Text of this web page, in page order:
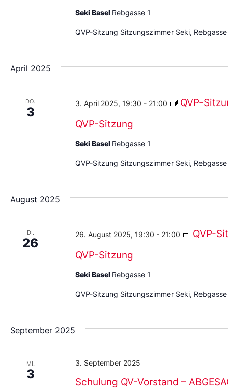
Seki Basel Rebgasse 1
QVP-Sitzung Sitzungszimmer Seki, Rebgasse
April 2025
DO.
3
QVP-Sitzung
3. April 2025, 19:30 - 21:00 QVP-
Seki Basel Rebgasse 1
QVP-Sitzung Sitzungszimmer Seki, Rebgasse
August 2025
DI.
26
QVP-Sitzung
26. August 2025, 19:30 - 21:00 QVP-
Seki Basel Rebgasse 1
QVP-Sitzung Sitzungszimmer Seki, Rebgasse
September 2025
MI.
3
Schulung QV-Vorstand –
3. September 2025